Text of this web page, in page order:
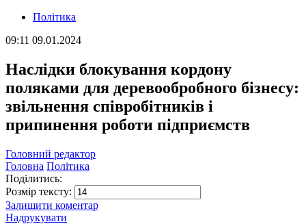
Політика
09:11 09.01.2024
Наслідки блокування кордону
поляками для деревообробного бізнесу:
звільнення співробітників і
припинення роботи підприємств
Головний редактор
Головна Політика
Поділитись:
Розмір тексту:
Залишити коментар
Надрукувати